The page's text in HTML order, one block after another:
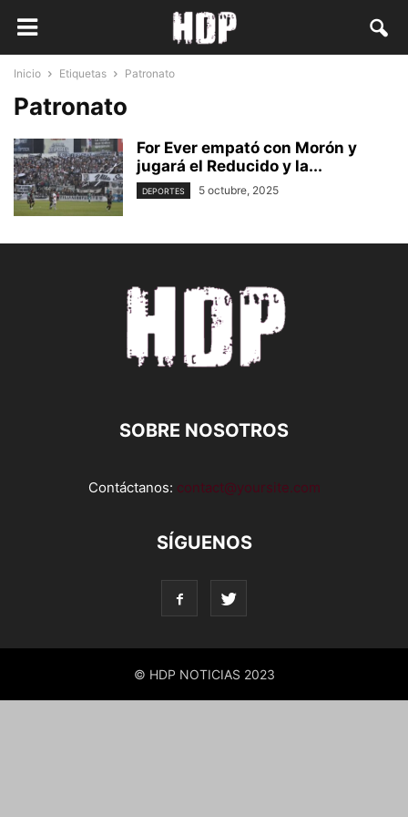
Inicio Etiquetas Patronato
Patronato
For Ever empató con Morón y
jugará el Reducido y la...
DEPORTES 5 octubre, 2025
SOBRE NOSOTROS
Contáctanos: contact@yoursite.com
SÍGUENOS
© HDP NOTICIAS 2023